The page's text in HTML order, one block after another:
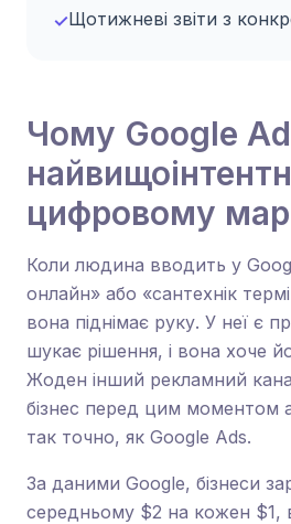
✓Щотижневі звіти з
Чому Google
цифровому
Коли людина вводить у
онлайн» або «сантехнік
вона піднімає руку. У неї є
шукає рішення, і вона хоче
Жоден інший рекламний
бізнес перед цим моментом
так точно, як Google Ads.
За даними Google, бізнеси
середньому $2 на кожен $1,